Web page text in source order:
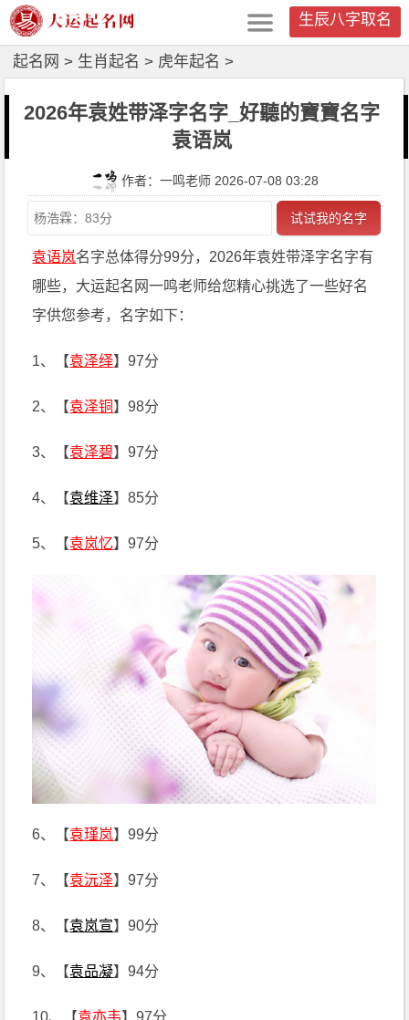
生辰八字取名
起名网 > 生肖起名 > 虎年起名 >
2026年袁姓带泽字名字_好聽的寶寶名字
袁语岚
作者：一鸣老师 2026-07-08 03:28
试试我的名字
袁语岚名字总体得分99分，2026年袁姓带泽字名字有
哪些，大运起名网一鸣老师给您精心挑选了一些好名
字供您参考，名字如下：
1、【袁泽绎】97分
2、【袁泽铜 】98分
3、【袁泽碧】97分
4、【袁维泽】85分
5、【袁岚忆】97分
6、【袁瑾岚】99分
7、【袁沅泽】97分
8、【袁岚宣】90分
9、【袁品凝】94分
10、【袁亦韦】97分